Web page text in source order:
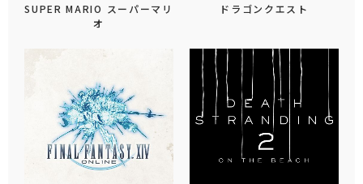
SUPER MARIO スーパーマリ
オ
ドラゴンクエスト